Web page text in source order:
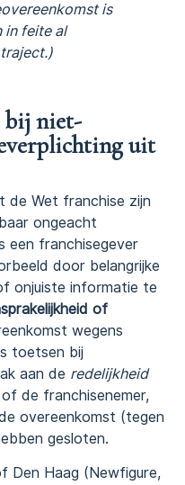
is
in feite al
bij niet-
uit
de Wet franchise zijn
ongeacht
een franchisegever
door belangrijke
onjuiste informatie te
of
wegens
toetsen bij
aan de redelijkheid
de franchisenemer,
overeenkomst (tegen
gesloten.
Den Haag (Newfigure,